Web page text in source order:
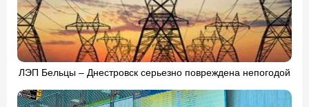
ЛЭП Бельцы – Днестровск серьезно повреждена непогодой